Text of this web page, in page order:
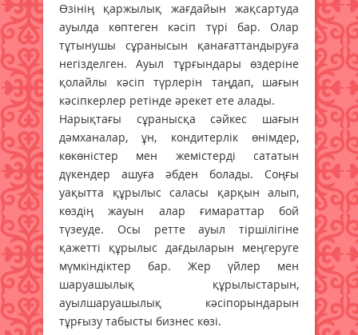
Өзінің қаржылық жағдайын жақсартуда
ауылда көптеген кәсіп түрі бар. Олар
тұтынушы сұранысын қанағаттандыруға
негізделген. Ауыл тұрғындары өздеріне
қолайлы кәсіп түрлерін таңдап, шағын
кәсіпкерлер ретінде әрекет ете алады.
Нарықтағы сұранысқа сәйкес шағын
дәмханалар, ұн, кондитерлік өнімдер,
көкөністер мен жемістерді сататын
дүкендер ашуға әбден болады. Соңғы
уақытта құрылыс саласы қарқын алып,
көздің жауын алар ғимараттар бой
түзеуде. Осы ретте ауыл тіршілігіне
қажетті құрылыс дағдыларын меңгеруге
мүмкіндіктер бар. Жер үйлер мен
шаруашылық құрылыстарын,
ауылшаруашылық кәсіпорындарын
тұрғызу табысты бизнес көзі.